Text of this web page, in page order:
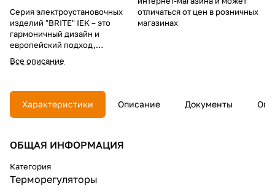
Серия электроустановочных
изделий "BRITE" IEK – это
гармоничный дизайн и
европейский подход,
надежность в эксплуатации и
привлекательная цена.
В линейке "BRITE"
использованы материалы
премиум-класса. Цветовая
все задачи при строительстве и
недвижимости, выполнить
современные интерьеры в
едином стиле.
Все описание
отличаться от цен в розничных
магазинах
Характеристики Описание Документы
ОБЩАЯ ИНФОРМАЦИЯ
Категория
Терморегуляторы